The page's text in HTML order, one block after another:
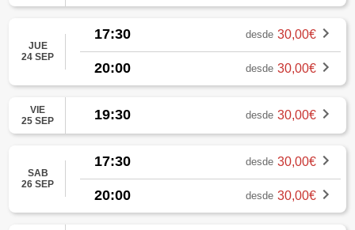
JUE
24 SEP
17:30 desde 30,00€
20:00 desde 30,00€
VIE
25 SEP
19:30 desde 30,00€
SAB
26 SEP
17:30 desde 30,00€
20:00 desde 30,00€